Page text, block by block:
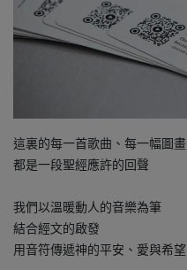
這裏的每一首歌曲、每一幅圖畫
都是一段聖經應許的回聲
我們以溫暖動人的音樂為筆
結合經文的啟發
用音符傳遞神的平安、愛與希望